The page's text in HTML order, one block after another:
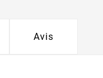
Avis